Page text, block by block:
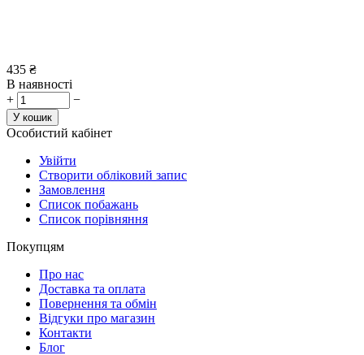
435 ₴
В наявності
+
−
У кошик
Особистий кабінет
Увійти
Створити обліковий запис
Замовлення
Список побажань
Cписок порівняння
Покупцям
Про нас
Доставка та оплата
Повернення та обмін
Відгуки про магазин
Контакти
Блог